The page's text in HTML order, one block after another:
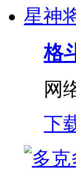
格
网
下